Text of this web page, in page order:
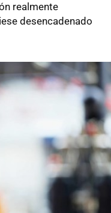
realmente
desencadenado